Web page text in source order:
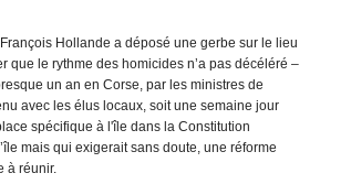
Hollande a déposé une gerbe sur le lieu
que le rythme des homicides n’a pas décéléré –
un an en Corse, par les ministres de
avec les élus locaux, soit une semaine jour
spécifique à l'île dans la Constitution
mais qui exigerait sans doute, une réforme
à réunir.